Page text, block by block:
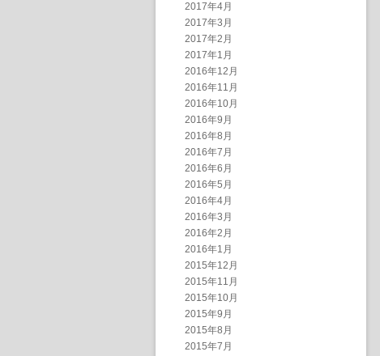
2017年4月
2017年3月
2017年2月
2017年1月
2016年12月
2016年11月
2016年10月
2016年9月
2016年8月
2016年7月
2016年6月
2016年5月
2016年4月
2016年3月
2016年2月
2016年1月
2015年12月
2015年11月
2015年10月
2015年9月
2015年8月
2015年7月